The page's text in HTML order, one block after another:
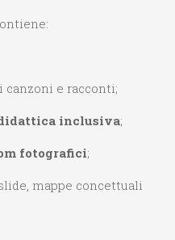
canzoni e racconti;
inclusiva;
fotografici;
mappe concettuali